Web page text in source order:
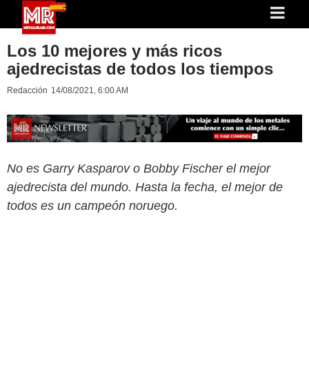
Los 10 mejores y más ricos
ajedrecistas de todos los tiempos
Redacción 14/08/2021, 6:00 AM
No es Garry Kasparov o Bobby Fischer el mejor
ajedrecista del mundo. Hasta la fecha, el mejor de
todos es un campeón noruego.